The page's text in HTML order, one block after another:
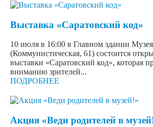
Выставка «Саратовский код»
10 июля в 16:00 в Главном здании
(Коммунистическая, 61) состоится
выставки «Саратовский код», которая
вниманию зрителей...
ПОДРОБНЕЕ
Акция «Веди родителей в